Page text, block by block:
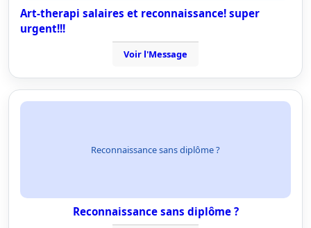
Art-therapi salaires et reconnaissance! super
urgent!!!
Voir l'Message
Reconnaissance sans diplôme ?
Reconnaissance sans diplôme ?